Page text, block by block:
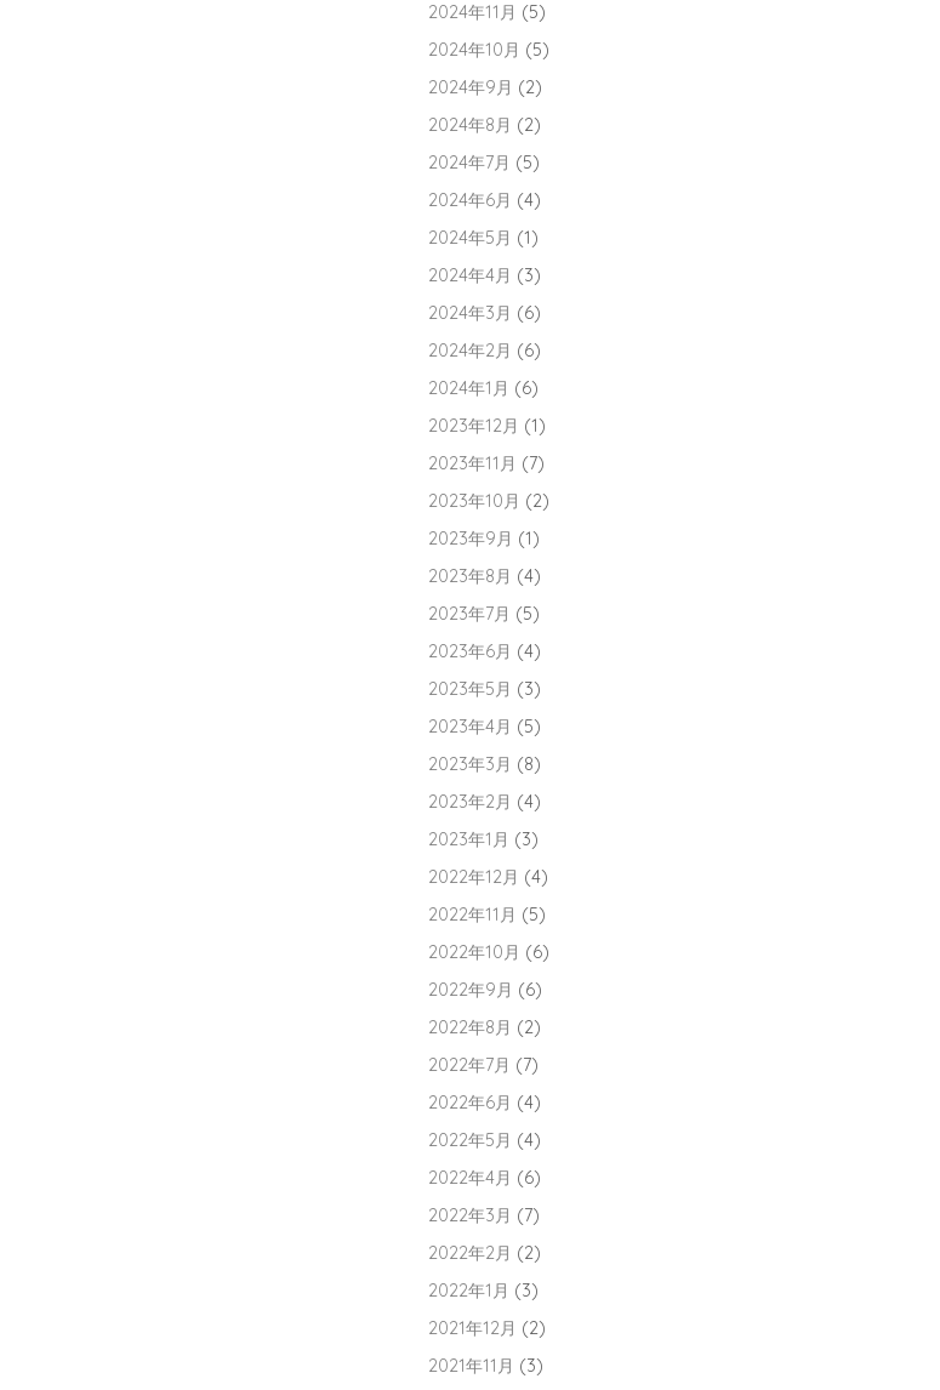
2024年11月 (5)
2024年10月 (5)
2024年9月 (2)
2024年8月 (2)
2024年7月 (5)
2024年6月 (4)
2024年5月 (1)
2024年4月 (3)
2024年3月 (6)
2024年2月 (6)
2024年1月 (6)
2023年12月 (1)
2023年11月 (7)
2023年10月 (2)
2023年9月 (1)
2023年8月 (4)
2023年7月 (5)
2023年6月 (4)
2023年5月 (3)
2023年4月 (5)
2023年3月 (8)
2023年2月 (4)
2023年1月 (3)
2022年12月 (4)
2022年11月 (5)
2022年10月 (6)
2022年9月 (6)
2022年8月 (2)
2022年7月 (7)
2022年6月 (4)
2022年5月 (4)
2022年4月 (6)
2022年3月 (7)
2022年2月 (2)
2022年1月 (3)
2021年12月 (2)
2021年11月 (3)